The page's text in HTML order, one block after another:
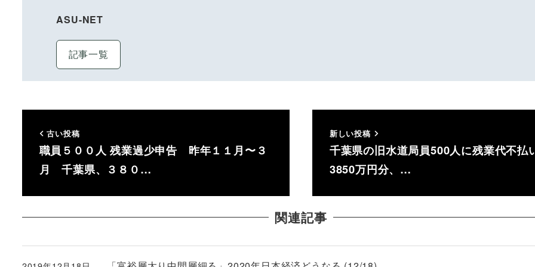
ASU-NET
記事一覧
古い投稿
職員５００人 残業過少申告 昨年１１月〜３
月 千葉県、３８０…
新しい投稿
千葉県の旧水道局員500人に残業代不払
3850万円分、…
関連記事